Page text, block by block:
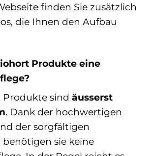
finden Sie zusätzlich
die Ihnen den Aufbau
Produkte eine
Produkte sind äusserst
. Dank der hochwertigen
der sorgfältigen
sie keine